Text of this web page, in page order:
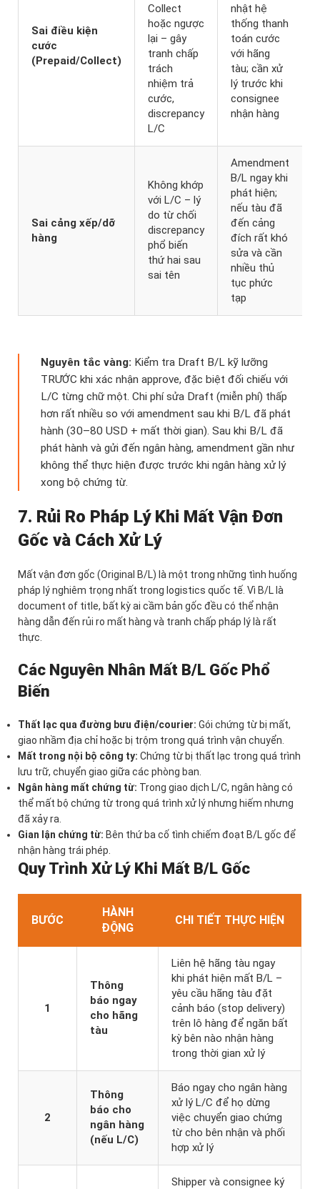
Sai điều kiện
cước
(Prepaid/Collect)
Collect
hoặc ngược
lại – gây
tranh chấp
trách
nhiệm trả
cước,
discrepancy
L/C
nhật hệ
thống thanh
toán cước
với hãng
tàu; cần xử
lý trước khi
consignee
nhận hàng
Sai cảng xếp/dỡ
hàng
Không khớp
với L/C – lý
do từ chối
discrepancy
phổ biến
thứ hai sau
sai tên
Amendment
B/L ngay khi
phát hiện;
nếu tàu đã
đến cảng
đích rất khó
sửa và cần
nhiều thủ
tục phức
tạp
Nguyên tắc vàng: Kiểm tra Draft B/L kỹ lưỡng
TRƯỚC khi xác nhận approve, đặc biệt đối chiếu với
L/C từng chữ một. Chi phí sửa Draft (miễn phí) thấp
hơn rất nhiều so với amendment sau khi B/L đã phát
hành (30–80 USD + mất thời gian). Sau khi B/L đã
phát hành và gửi đến ngân hàng, amendment gần như
không thể thực hiện được trước khi ngân hàng xử lý
xong bộ chứng từ.
7. Rủi Ro Pháp Lý Khi Mất Vận Đơn
Gốc và Cách Xử Lý
Mất vận đơn gốc (Original B/L) là một trong những tình huống
pháp lý nghiêm trọng nhất trong logistics quốc tế. Vì B/L là
document of title, bất kỳ ai cầm bản gốc đều có thể nhận
hàng dẫn đến rủi ro mất hàng và tranh chấp pháp lý là rất
thực.
Các Nguyên Nhân Mất B/L Gốc Phổ
Biến
Thất lạc qua đường bưu điện/courier: Gói chứng từ bị mất,
giao nhầm địa chỉ hoặc bị trộm trong quá trình vận chuyển.
Mất trong nội bộ công ty: Chứng từ bị thất lạc trong quá trình
lưu trữ, chuyển giao giữa các phòng ban.
Ngân hàng mất chứng từ: Trong giao dịch L/C, ngân hàng có
thể mất bộ chứng từ trong quá trình xử lý nhưng hiếm nhưng
đã xảy ra.
Gian lận chứng từ: Bên thứ ba cố tình chiếm đoạt B/L gốc để
nhận hàng trái phép.
Quy Trình Xử Lý Khi Mất B/L Gốc
BƯỚC
HÀNH
ĐỘNG
CHI TIẾT THỰC HIỆN
1
Thông
báo ngay
cho hãng
tàu
Liên hệ hãng tàu ngay
khi phát hiện mất B/L –
yêu cầu hãng tàu đặt
cảnh báo (stop delivery)
trên lô hàng để ngăn bất
kỳ bên nào nhận hàng
trong thời gian xử lý
2
Thông
báo cho
ngân hàng
(nếu L/C)
Báo ngay cho ngân hàng
xử lý L/C để họ dừng
việc chuyển giao chứng
từ cho bên nhận và phối
hợp xử lý
Shipper và consignee ký